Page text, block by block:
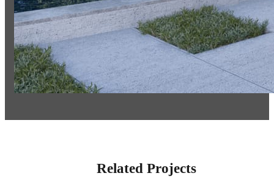
Related Projects